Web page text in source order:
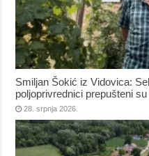
Smiljan Šokić iz Vidovica:
poljoprivrednici prepušteni
28. srpnja 2026.